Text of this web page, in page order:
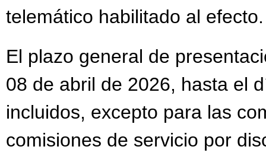
telemático habilitado al efecto.
El plazo general de
08 de abril de 2026, hasta el
incluidos, excepto para las
comisiones de servicio por